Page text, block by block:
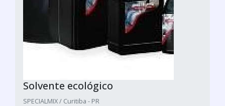
Solvente ecológico
SPECIALMIX / Curitiba - PR